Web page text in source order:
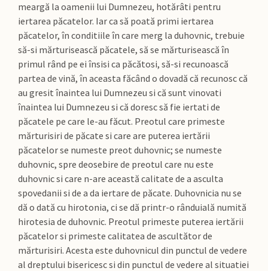
meargă la oamenii lui Dumnezeu, hotărâti pentru
iertarea păcatelor. Iar ca să poată primi iertarea
păcatelor, în conditiile în care merg la duhovnic, trebuie
să-si mărturisească păcatele, să se mărturisească în
primul rând pe ei însisi ca păcătosi, să-si recunoască
partea de vină, în aceasta făcând o dovadă că recunosc că
au gresit înaintea lui Dumnezeu si că sunt vinovati
înaintea lui Dumnezeu si că doresc să fie iertati de
păcatele pe care le-au făcut. Preotul care primeste
mărturisiri de păcate si care are puterea iertării
păcatelor se numeste preot duhovnic; se numeste
duhovnic, spre deosebire de preotul care nu este
duhovnic si care n-are această calitate de a asculta
spovedanii si de a da iertare de păcate. Duhovnicia nu se
dă o dată cu hirotonia, ci se dă printr-o rânduială numită
hirotesia de duhovnic. Preotul primeste puterea iertării
păcatelor si primeste calitatea de ascultător de
mărturisiri. Acesta este duhovnicul din punctul de vedere
al dreptului bisericesc si din punctul de vedere al situatiei